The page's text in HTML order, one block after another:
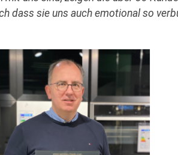
dass sie uns auch emotional so